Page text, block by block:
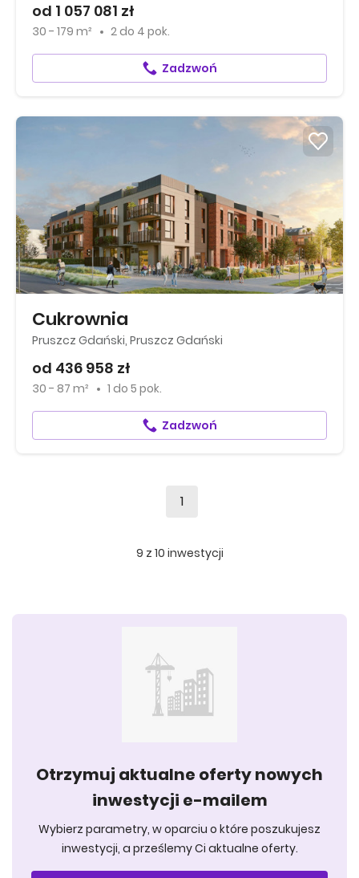
od 1 057 081 zł
30 - 179 m² 2 do 4 pok.
Zadzwoń
Cukrownia
Pruszcz Gdański, Pruszcz Gdański
od 436 958 zł
30 - 87 m² 1 do 5 pok.
Zadzwoń
1
9 z 10 inwestycji
Otrzymuj aktualne oferty nowych
inwestycji e-mailem
Wybierz parametry, w oparciu o które poszukujesz
inwestycji, a prześlemy Ci aktualne oferty.